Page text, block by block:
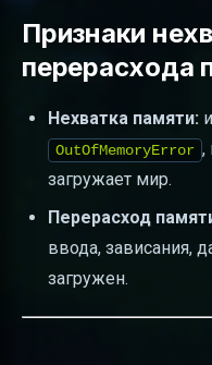
Признаки
перерасхода
Нехватка памяти:
OutOfMemoryError ,
загружает мир.
Перерасход
ввода, зависания,
загружен.